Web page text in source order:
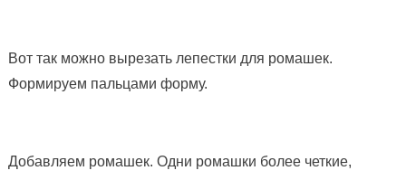
Вот так можно вырезать лепестки для ромашек.
Формируем пальцами форму.
Добавляем ромашек. Одни ромашки более четкие,